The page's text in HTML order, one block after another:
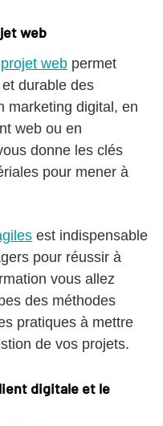
web
web permet
durable des
marketing digital, en
web ou en
donne les clés
pour mener à
est indispensable
pour réussir à
vous allez
des méthodes
pratiques à mettre
de vos projets.
digitale et le